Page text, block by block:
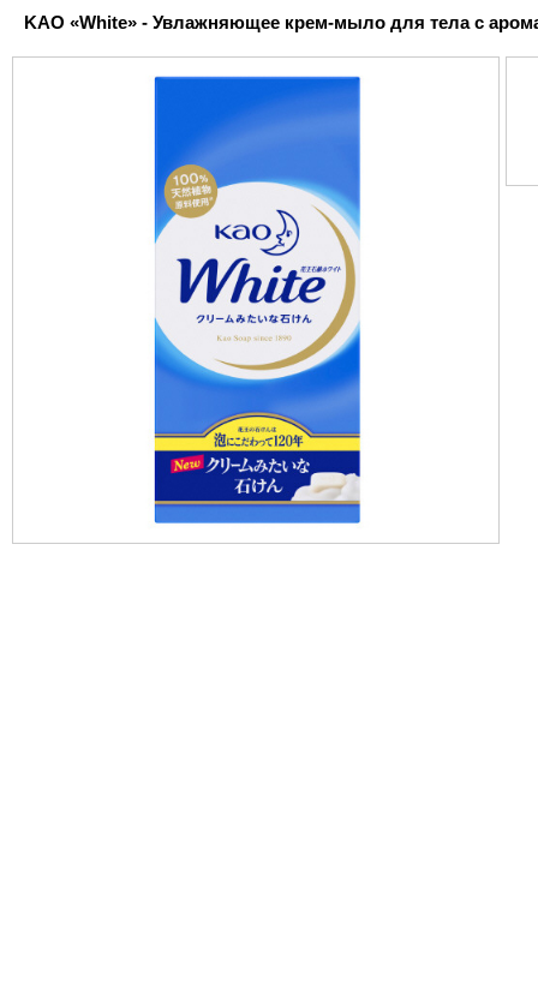
KAO «White» - Увлажняющее крем-мыло для тела с